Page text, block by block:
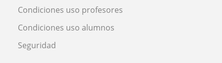
Condiciones uso profesores
Condiciones uso alumnos
Seguridad